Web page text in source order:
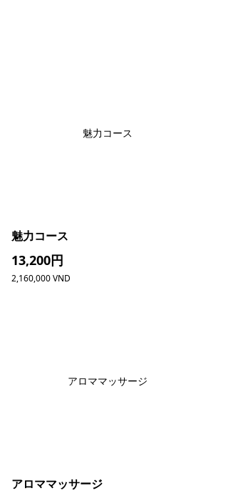
魅力コース
魅力コース
13,200円
2,160,000 VND
アロママッサージ
アロママッサージ